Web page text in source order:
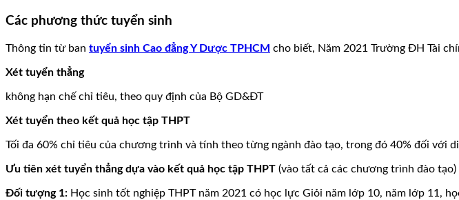
Các phương thức tuyển sinh
Thông tin từ ban tuyển sinh Cao đẳng Y Dược TPHCM cho biết, Năm 2021 Trường ĐH Tài
Xét tuyển thẳng
không hạn chế chỉ tiêu, theo quy định của Bộ GD&ĐT
Xét tuyển theo kết quả học tập THPT
Tối đa 60% chỉ tiêu của chương trình và tính theo từng ngành đào tạo, trong đó 40% đối với
Ưu tiên xét tuyển thẳng dựa vào kết quả học tập THPT (vào tất cả các chương trình đào tạo)
Đối tượng 1: Học sinh tốt nghiệp THPT năm 2021 có học lực Giỏi năm lớp 10, năm lớp 11,